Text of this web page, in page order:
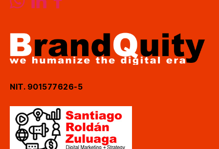
NIT. 901577626-5